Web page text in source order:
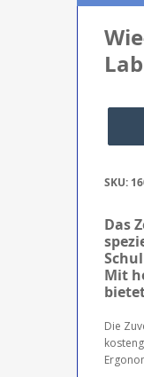
SKU:
Das
Mit
Die